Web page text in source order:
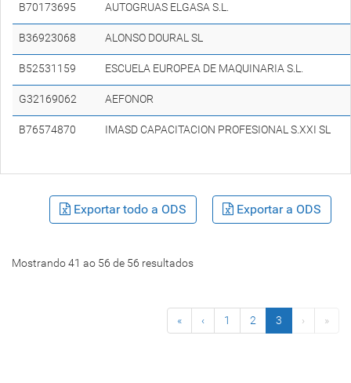
B70173695 AUTOGRUAS ELGASA S.L.
B36923068 ALONSO DOURAL SL
B52531159 ESCUELA EUROPEA DE MAQUINARIA S.L.
G32169062 AEFONOR
B76574870 IMASD CAPACITACION PROFESIONAL S.XXI SL
Exportar a ODS
Exportar todo a ODS
Mostrando 41 ao 56 de 56 resultados
« ‹ 1 2 3 (actual)
› »